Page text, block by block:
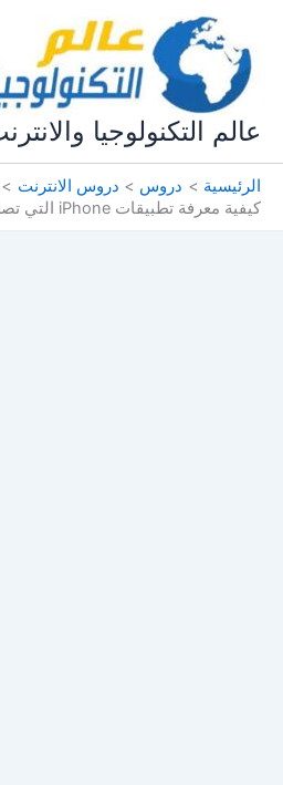
المحتوى
عالم التكنولوجيا
الرئيسية دروس
دروس الانترنت
كيفية معرفة تطبيقات iPhone التي تصل إلى الكاميرا الخاصة بك